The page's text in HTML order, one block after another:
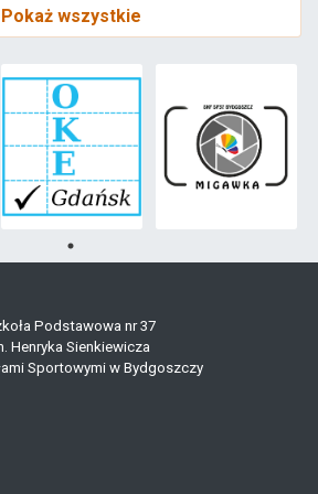
Pokaż wszystkie
Podstawowa nr 37
Henryka Sienkiewicza
Sportowymi w Bydgoszczy